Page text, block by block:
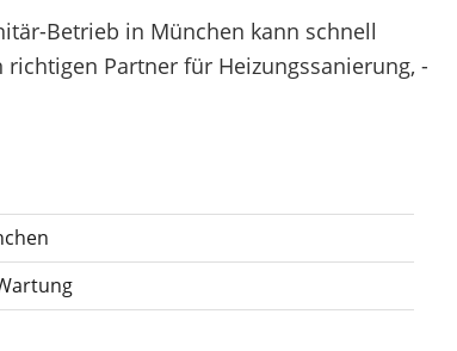
Betrieb in München kann schnell
Partner für Heizungssanierung, -